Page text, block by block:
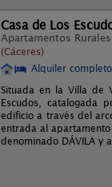
Casa de Los
Apartamentos
(Cáceres)
Alquiler
Situada en la Villa de
Escudos, catalogada
edificio a través del
entrada al
denominado DÁVILA y